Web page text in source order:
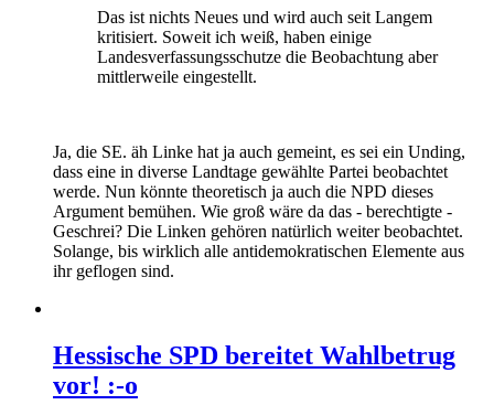
Das ist nichts Neues und wird auch seit Langem
kritisiert. Soweit ich weiß, haben einige
Landesverfassungsschutze die Beobachtung aber
mittlerweile eingestellt.
Ja, die SE. äh Linke hat ja auch gemeint, es sei ein Unding,
dass eine in diverse Landtage gewählte Partei beobachtet
werde. Nun könnte theoretisch ja auch die NPD dieses
Argument bemühen. Wie groß wäre da das - berechtigte -
Geschrei? Die Linken gehören natürlich weiter beobachtet.
Solange, bis wirklich alle antidemokratischen Elemente aus
ihr geflogen sind.
Hessische SPD bereitet Wahlbetrug
vor! :-o